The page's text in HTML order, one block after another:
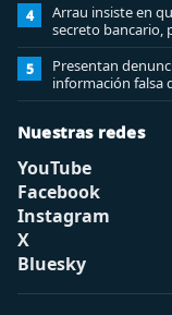
4
Arrau insiste en
secreto bancario,
5
Presentan
información falsa
Nuestras redes
YouTube
Facebook
Instagram
X
Bluesky